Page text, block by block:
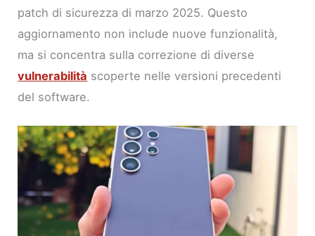
patch di sicurezza di marzo 2025. Questo
aggiornamento non include nuove funzionalità,
ma si concentra sulla correzione di diverse
vulnerabilità scoperte nelle versioni precedenti
del software.